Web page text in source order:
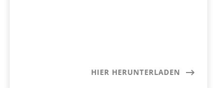
HIER HERUNTERLADEN